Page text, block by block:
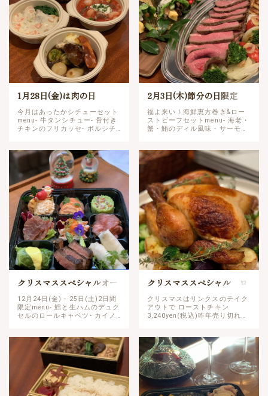
1月28日(金)は肉の日
今月はあったかシチューセット
menu- 牛タンシチュー- 骨付き
チキンのフリカッセ- ボルシチ-
肉の日は、「あったかシチュー
2月3日(木)節分の日限定
福よ来い！海鮮恵方巻き&ロー
ストビーフセットmenu- 海老・
蟹・鮪のディル風味・サーモン
ご・きゅうりの昆布〆・サラダ
菜・菜の花・大葉・かんぴょ…
クリスマススペシャルオー
12月24日(金)・25日(土)2日間
限定menu- 鱈と生ハムのデュク
セルのロールキャベツ- カイノ
ニとトマトのサラダ仕立て- ロ…
クリスマススペシャル ロ
クリスマスはリンクスのテイク
アウトで ローストチキン
3,240yen(税込)昨年売り切れ大
た塩レモン風味がやみつきなる
逸品です。ご予約分を当日…